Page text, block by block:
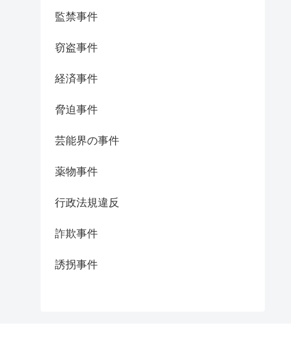
監禁事件
窃盗事件
経済事件
脅迫事件
芸能界の事件
薬物事件
行政法規違反
詐欺事件
誘拐事件